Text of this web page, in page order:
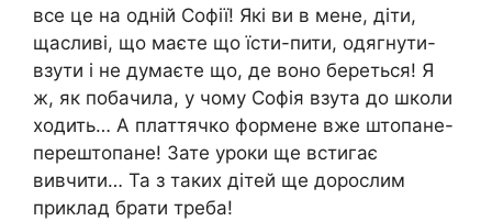
все це на одній Софії! Які ви в мене, діти,
щасливі, що маєте що їсти-пити, одягнути-
взути і не думаєте що, де воно береться! Я
ж, як побачила, у чому Софія взута до школи
ходить… А платтячко формене вже штопане-
перештопане! Зате уроки ще встигає
вивчити… Та з таких дітей ще дорослим
приклад брати треба!